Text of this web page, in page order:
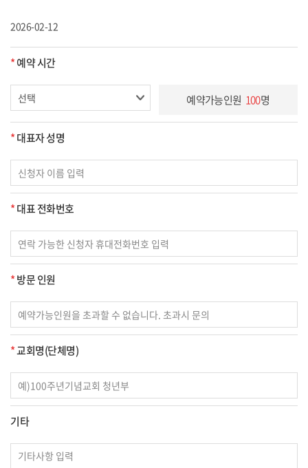
2026-02-12
*예약 시간
예약가능인원 100명
*대표자 성명
*대표 전화번호
*방문 인원
*교회명(단체명)
기타